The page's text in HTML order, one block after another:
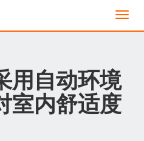
切
换
用自动环境
室内舒适度